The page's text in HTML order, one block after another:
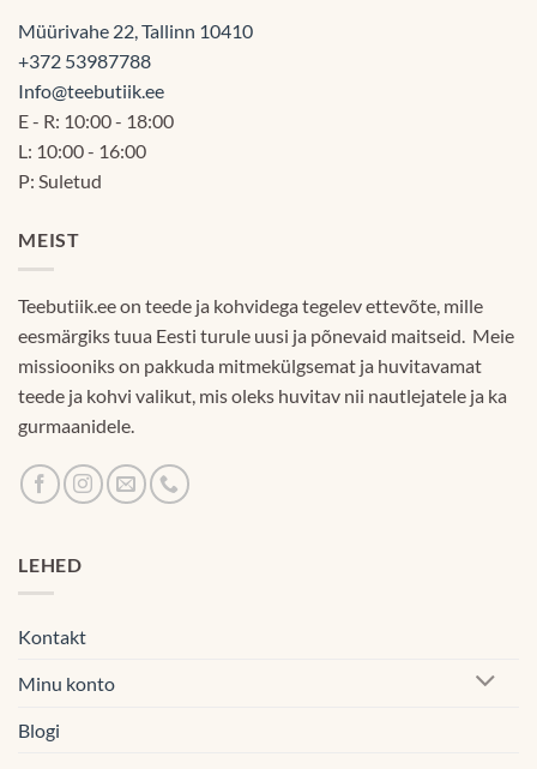
Müürivahe 22, Tallinn 10410
+372 53987788
Info@teebutiik.ee
E - R: 10:00 - 18:00
L: 10:00 - 16:00
P: Suletud
MEIST
Teebutiik.ee on teede ja kohvidega tegelev ettevõte, mille
eesmärgiks tuua Eesti turule uusi ja põnevaid maitseid. Meie
missiooniks on pakkuda mitmekülgsemat ja huvitavamat
teede ja kohvi valikut, mis oleks huvitav nii nautlejatele ja ka
gurmaanidele.
LEHED
Kontakt
Minu konto
Blogi